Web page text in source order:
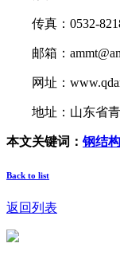
传真：0532-
邮箱：
网址：
地址：山东省青
本文关键词：钢结
Back to list
返回列表